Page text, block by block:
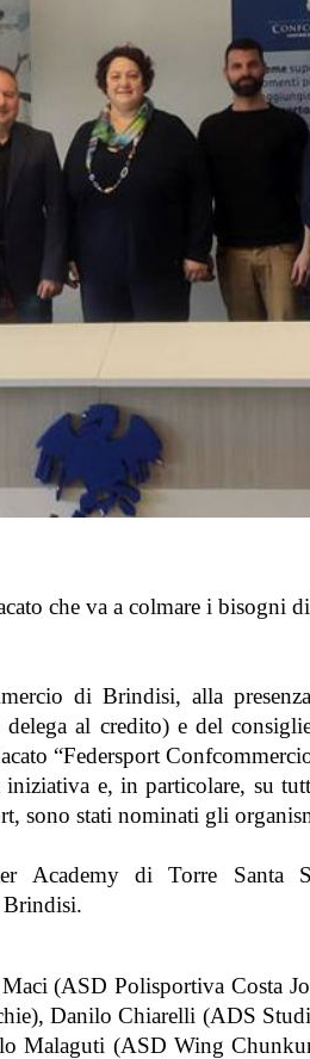
che va a colmare i bisogni
di Brindisi, alla
al credito) e del
“Federsport
e, in particolare, su
sono stati nominati gli
Academy di Torre Santa
Brindisi.
(ASD Polisportiva Costa
Danilo Chiarelli (ADS
Malaguti (ASD Wing